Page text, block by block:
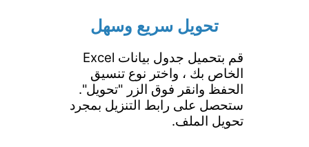
تحويل سريع وسهل
قم بتحميل جدول بيانات Excel
الخاص بك ، واختر نوع تنسيق
الحفظ وانقر فوق الزر "تحويل".
ستحصل على رابط التنزيل بمجرد
تحويل الملف.